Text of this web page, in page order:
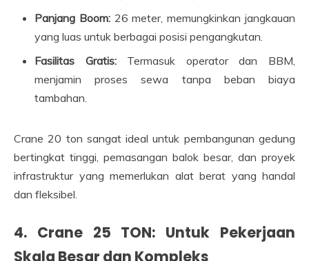
Panjang Boom:26 meter, memungkinkan jangkauan
yang luas untuk berbagai posisi pengangkutan.
Fasilitas Gratis:Termasuk operator dan BBM,
menjamin proses sewa tanpa beban biaya
tambahan.
Crane 20 ton sangat ideal untuk pembangunan gedung
bertingkat tinggi, pemasangan balok besar, dan proyek
infrastruktur yang memerlukan alat berat yang handal
dan fleksibel.
4. Crane 25 TON: Untuk Pekerjaan
Skala Besar dan Kompleks